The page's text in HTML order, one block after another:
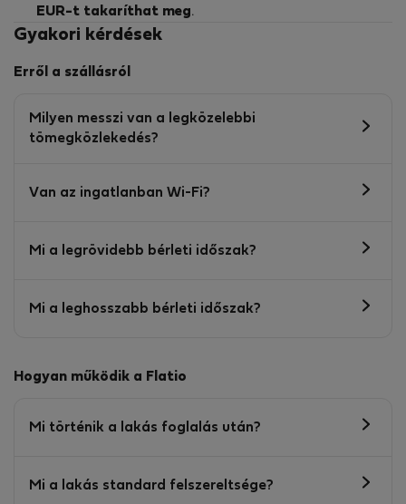
EUR-t takaríthat meg.
Gyakori kérdések
Erről a szállásról
Milyen messzi van a legközelebbi
tömegközlekedés?
Van az ingatlanban Wi-Fi?
Mi a legrövidebb bérleti időszak?
Mi a leghosszabb bérleti időszak?
Hogyan működik a Flatio
Mi történik a lakás foglalás után?
Mi a lakás standard felszereltsége?